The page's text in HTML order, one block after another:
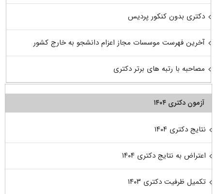
دکتری بدون کنکور پردیس
آخرین فهرست موسسات مجاز اعزام دانشجو به خارج کشور
مصاحبه با رتبه های برتر دکتری
آزمون دکتری ۱۴۰۴
نتایج دکتری ۱۴۰۴
اعتراض به نتایج دکتری ۱۴۰۴
تکمیل ظرفیت دکتری ۱۴۰۳